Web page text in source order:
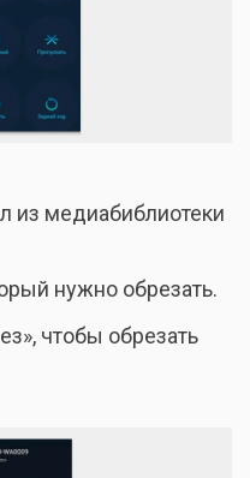
из медиабиблиотеки
нужно обрезать.
чтобы обрезать